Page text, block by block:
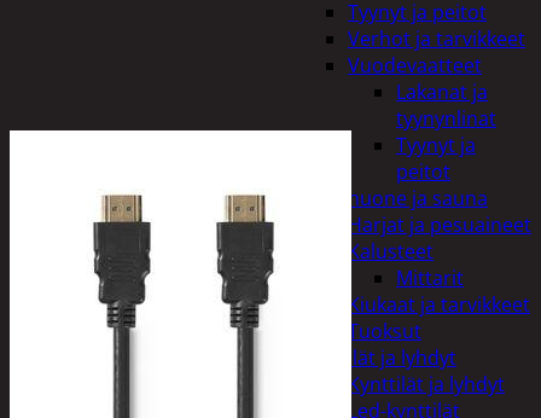
Tyynyt ja peitot
Verhot ja tarvikkeet
Vuodevaatteet
Lakanat ja
tyynynlinat
Tyynyt ja
peitot
Kylpyhuone ja sauna
Harjat ja pesuaineet
Kalusteet
Mittarit
Kiukaat ja tarvikkeet
Tuoksut
Kynttilät ja lyhdyt
Kynttilät ja lyhdyt
Led-kynttilät